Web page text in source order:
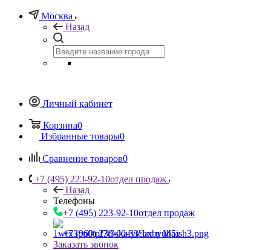
Москва
Назад
Личный кабинет
Корзина0
Избранные товары0
Сравнение товаров0
+7 (495) 223-92-10отдел продаж
Назад
Телефоны
+7 (495) 223-92-10отдел продаж
+7 (960) 230-00-33Чат в Max
Заказать звонок